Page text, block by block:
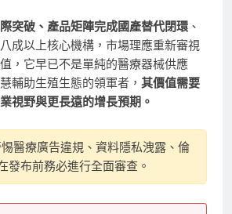
突破、產品矩陣完成國產替代閉環 、
成以上核心機構，市場理應重新審視
，它早已不是單純的醫療器械供應
輔助生殖生態的領軍者， 其價值需要
視野與更長遠的增長預期。
醫療廣告違規、資料隱私洩露、倫
發布前務必進行全面審查。